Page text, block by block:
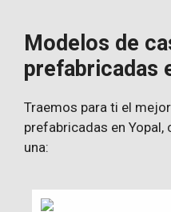
Modelos de
prefabricadas
Traemos para ti el
prefabricadas en
una: